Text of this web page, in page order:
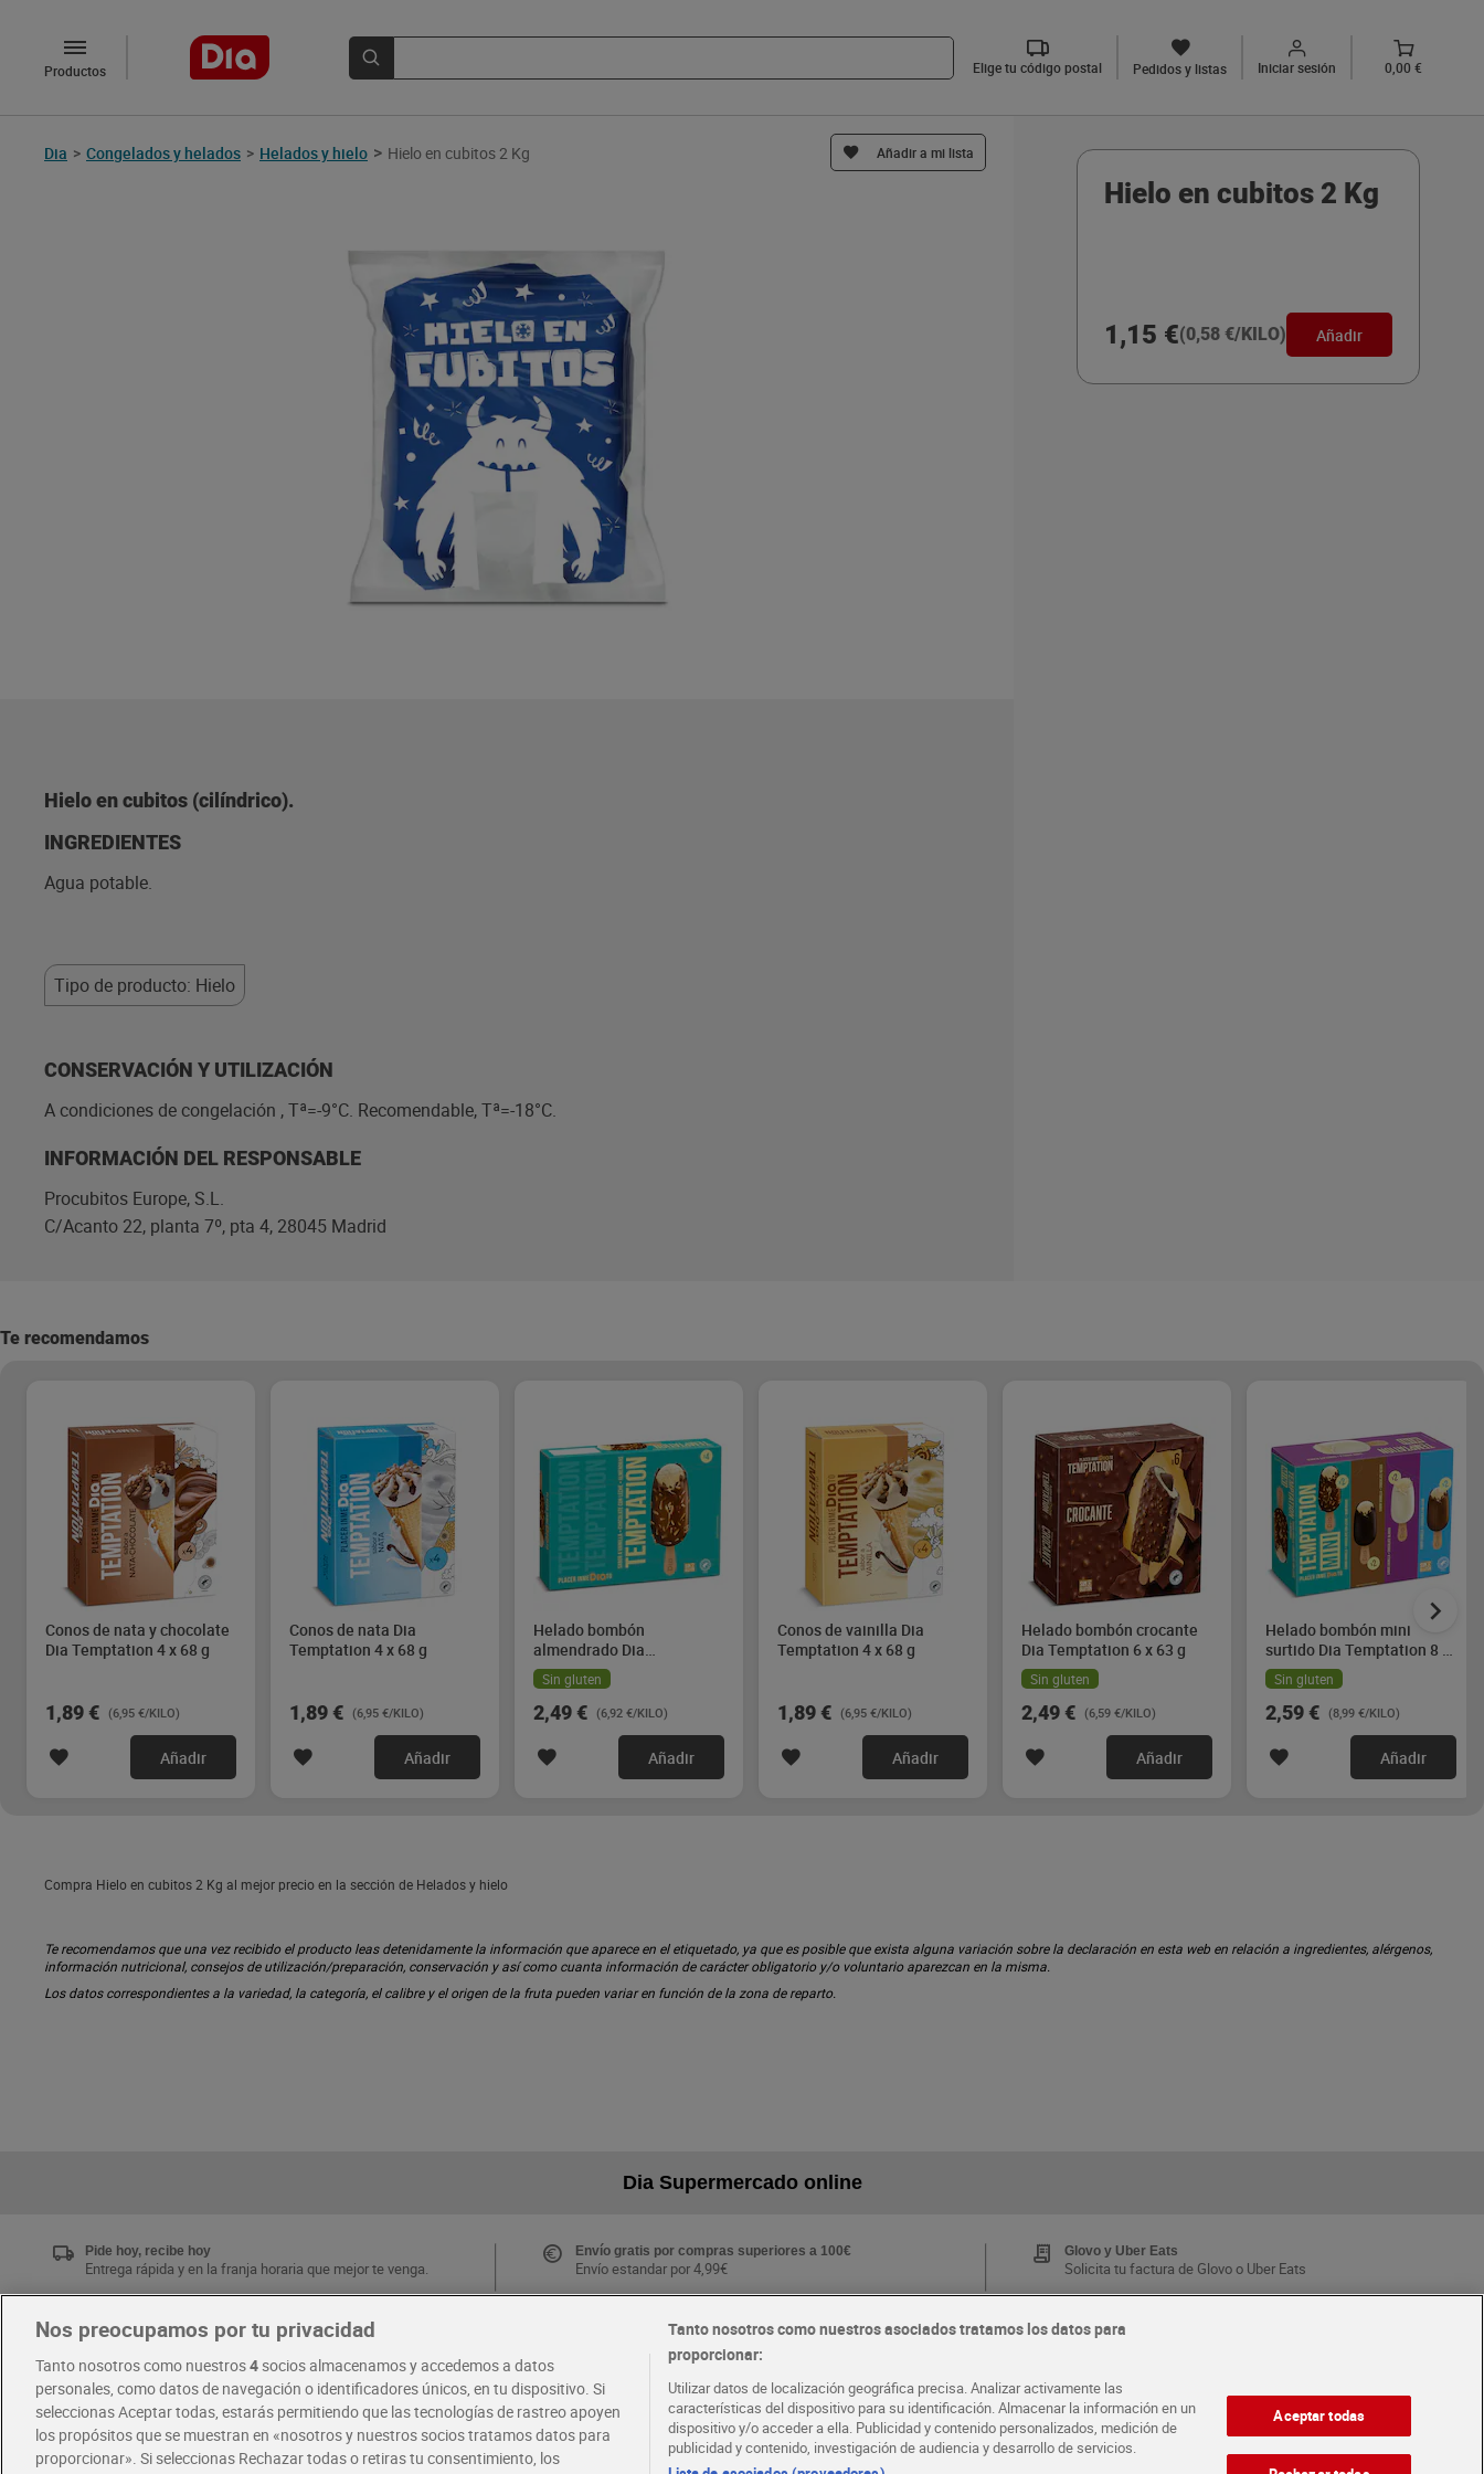
Productos Elige tu código postal Pedidos y listas Iniciar sesión 0,00 €
Dia > Congelados y helados > Helados y hielo > Hielo en cubitos 2 Kg Añadir a mi lista
Hielo en cubitos (cilíndrico).
INGREDIENTES
Agua potable.
Tipo de producto: Hielo
CONSERVACIÓN Y UTILIZACIÓN
A condiciones de congelación , Tª=-9°C. Recomendable, Tª=-18°C.
INFORMACIÓN DEL RESPONSABLE
Procubitos Europe, S.L.
C/Acanto 22, planta 7º, pta 4, 28045 Madrid
Hielo en cubitos 2 Kg
1,15 €(0,58 €/KILO) Añadir
Te recomendamos
Conos de nata y chocolate
Dia Temptation 4 x 68 g
1,89 € (6,95 €/KILO)
Añadir
Conos de nata Dia
Temptation 4 x 68 g
1,89 € (6,95 €/KILO)
Añadir
Helado bombón
almendrado Dia
Temptation 4 x 90 g
Sin gluten
2,49 € (6,92 €/KILO)
Añadir
Conos de vainilla Dia
Temptation 4 x 68 g
1,89 € (6,95 €/KILO)
Añadir
Helado bombón crocante
Dia Temptation 6 x 63 g
Sin gluten
2,49 € (6,59 €/KILO)
Añadir
Helado bombón mini
surtido Dia Temptation 8 x
36 g
Sin gluten
2,59 € (8,99 €/KILO)
Añadir
Compra Hielo en cubitos 2 Kg al mejor precio en la sección de Helados y hielo
Te recomendamos que una vez recibido el producto leas detenidamente la información que aparece en el etiquetado, ya que es posible que exista alguna variación sobre la declaración en esta web en relación a ingredientes, alérgenos,
información nutricional, consejos de utilización/preparación, conservación y así como cuanta información de carácter obligatorio y/o voluntario aparezcan en la misma.
Los datos correspondientes a la variedad, la categoría, el calibre y el origen de la fruta pueden variar en función de la zona de reparto.
Dia Supermercado online
Pide hoy, recibe hoy
Entrega rápida y en la franja horaria que mejor te venga.
Envío gratis por compras superiores a 100€
Envío estandar por 4,99€
Glovo y Uber Eats
Solicita tu factura de Glovo o Uber Eats
Disfruta las ventajas y ofertas exclusivas.
Descárgate la APP Dia
Folletos y Tiendas
cercana
¡Solicita tu tarjeta de crédito aquí!
RECETAS · COMER MEJOR CADA DIA · EMPLEO
Nos preocupamos por tu privacidad
Tanto nosotros como nuestros4socios almacenamos y accedemos a datos
personales, como datos de navegación o identificadores únicos, en tu dispositivo. Si
seleccionas Aceptar todas, estarás permitiendo que las tecnologías de rastreo apoyen
los propósitos que se muestran en «nosotros y nuestros socios tratamos datos para
proporcionar». Si seleccionas Rechazar todas o retiras tu consentimiento, los
Tanto nosotros como nuestros asociados tratamos los datos para
proporcionar:
Utilizar datos de localización geográfica precisa. Analizar activamente las
características del dispositivo para su identificación. Almacenar la información en un
dispositivo y/o acceder a ella. Publicidad y contenido personalizados, medición de
publicidad y contenido, investigación de audiencia y desarrollo de servicios.
Aceptar todas